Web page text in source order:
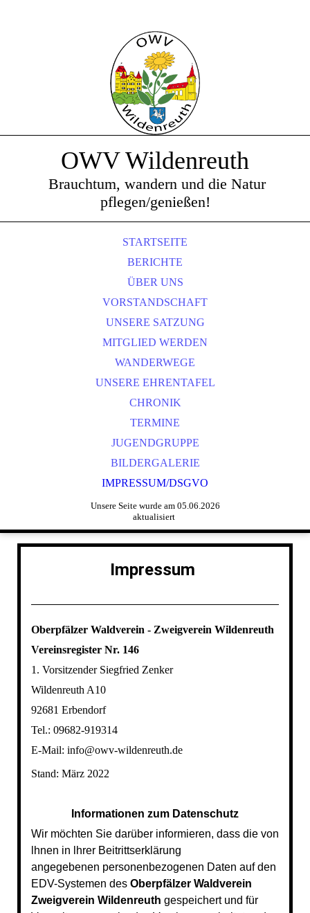
OWV Wildenreuth
Brauchtum, wandern und die Natur
pflegen/genießen!
STARTSEITE
BERICHTE
ÜBER UNS
VORSTANDSCHAFT
UNSERE SATZUNG
MITGLIED WERDEN
WANDERWEGE
UNSERE EHRENTAFEL
CHRONIK
TERMINE
JUGENDGRUPPE
BILDERGALERIE
IMPRESSUM/DSGVO
Unsere Seite wurde am 05.06.2026
aktualisiert
Impressum
Oberpfälzer Waldverein - Zweigverein Wildenreuth
Vereinsregister Nr. 146
1. Vorsitzender Siegfried Zenker
Wildenreuth A10
92681 Erbendorf
Tel.: 09682-919314
E-Mail: info@owv-wildenreuth.de
Stand: März 2022
Informationen zum Datenschutz
Wir möchten Sie darüber informieren, dass die von
lhnen in lhrer Beitrittserklärung
angegebenen personenbezogenen Daten auf den
EDV-Systemen des Oberpfälzer Waldverein
Zweigverein Wildenreuth gespeichert und für